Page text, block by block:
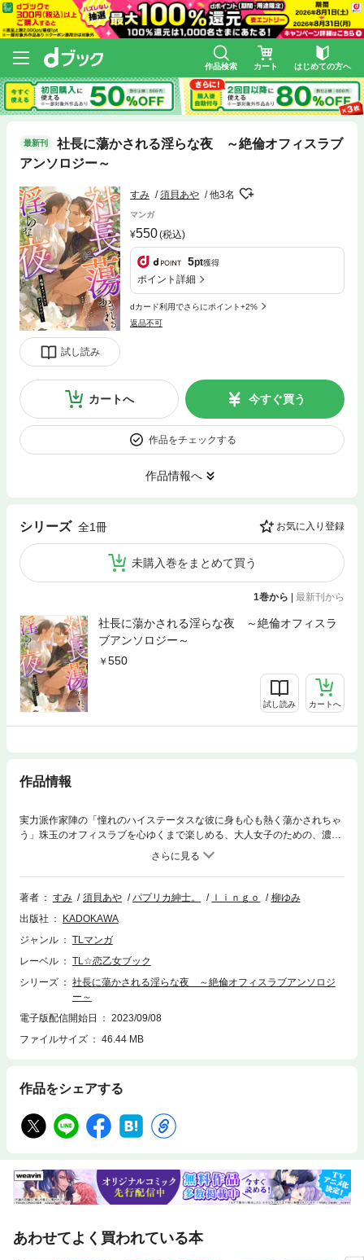
作品検索 カート はじめての方へ
最新刊
社長に蕩かされる淫らな夜 ～絶倫オフィスラブ
アンソロジー～
試し読み
すみ 須貝あや 他3名
マンガ
550(税込)
5pt獲得
ポイント詳細
dカード利用でさらにポイント+2%
返品不可
カートへ 今すぐ買う
作品をチェックする
作品情報へ
シリーズ 全1冊 お気に入り登録
未購入巻をまとめて買う
1巻から | 最新刊から
社長に蕩かされる淫らな夜 ～絶倫オフィスラ
ブアンソロジー～
550
試し読み カートへ
作品情報
実力派作家陣の「憧れのハイステータスな彼に身も心も熱く蕩かされちゃ
う」珠玉のオフィスラブを心ゆくまで楽しめる、大人女子のための、濃厚
＆えっちなTLアンソロジー！ ここでしか読めない、すみが描き下ろした
スペシャル「おまけ漫画」付き！【収録内容】・「秘書、社長室で発情
期！」須貝あや・「秘書、発情!? オオカミ男子に狙われて」須貝あや・
「天敵御曹司オフィス絶対命令」パプリカ紳士。・「アレで翻弄☆社長と
「おまけ漫画」すみ※収録話は「TL☆恋乙女ブック」からの単話配信作品
です。重複購入にご注意ください。
著者 すみ 須貝あや パプリカ紳士。 ｌｉｎｇｏ
柳ゆみ
出版社
KADOKAWA
ジャンル
TLマンガ
レーベル
TL☆恋乙女ブック
シリーズ
社長に蕩かされる淫らな夜 ～絶倫オフィスラブアンソロジ
ー～
電子版配信開始日
2023/09/08
ファイルサイズ
46.44 MB
作品をシェアする
あわせてよく買われている本